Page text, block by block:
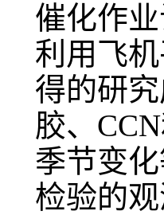
催化作
利用飞
得的研
胶、
季节变
检验的